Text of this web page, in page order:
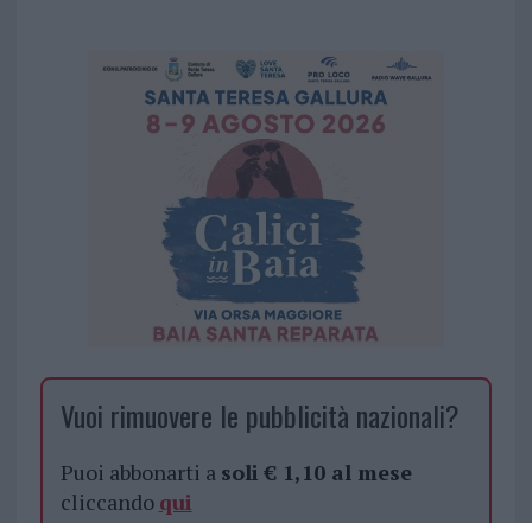
Vuoi rimuovere le pubblicità nazionali?
Puoi abbonarti a soli € 1,10 al mese
cliccando qui